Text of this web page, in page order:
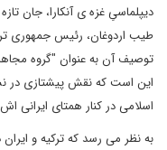
دیپلماسیِ غزه ی آنکارا، جان
طیب اردوغان، رئیس جمهوری
توصیف آن به عنوان "گروه
این است که نقش پیشتازی در
اسلامی در کنار همتای ایرانی
به نظر می رسد که ترکیه و